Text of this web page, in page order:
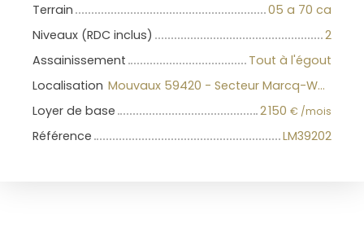
Terrain
05 a 70 ca
Niveaux (RDC inclus)
2
Assainissement
Tout à l'égout
Localisation
Mouvaux 59420 - Secteur Marcq-Wasquehal-Mouvaux
Loyer de base
2 150 € /mois
Référence LM39202